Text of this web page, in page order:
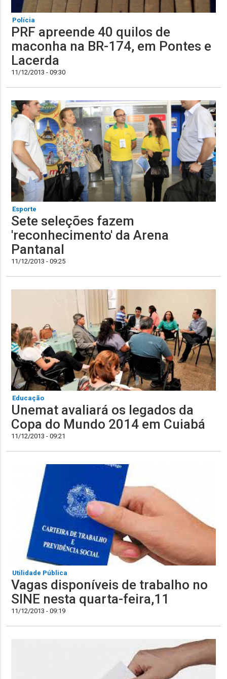
Polícia
PRF apreende 40 quilos de
maconha na BR-174, em Pontes e
Lacerda
11/12/2013 - 09:30
Esporte
Sete seleções fazem
'reconhecimento' da Arena
Pantanal
11/12/2013 - 09:25
Educação
Unemat avaliará os legados da
Copa do Mundo 2014 em Cuiabá
11/12/2013 - 09:21
Utilidade Pública
Vagas disponíveis de trabalho no
SINE nesta quarta-feira,11
11/12/2013 - 09:19